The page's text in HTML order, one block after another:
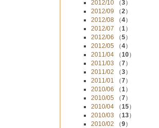
2012/10 （3）
2012/09 （2）
2012/08 （4）
2012/07 （1）
2012/06 （5）
2012/05 （4）
2011/04 （10）
2011/03 （7）
2011/02 （3）
2011/01 （7）
2010/06 （1）
2010/05 （7）
2010/04 （15）
2010/03 （13）
2010/02 （9）